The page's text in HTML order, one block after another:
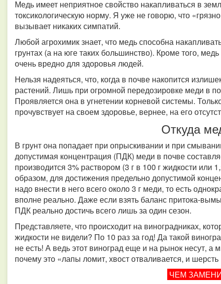
Медь имеет неприятное свойство накапливаться в
токсикологическую норму. Я уже не говорю, что
вызывает никаких симпатий.
Любой агрохимик знает, что медь способна
грунтах (а на юге таких большинство). Кроме того,
очень вредно для здоровья людей.
Нельзя надеяться, что, когда в почве накопится
растений. Лишь при огромной передозировке меди в
Проявляется она в угнетении корневой системы.
прочувствует на своем здоровье, вернее, на его
Откуда
В грунт она попадает при опрыскивании и при
допустимая концентрация (ПДК) меди в почве
производится 3% раствором (3 г в 100 г жидкости или
образом, для достижения предельно допустимой
надо внести в него всего около 3 г меди, то есть
вполне реально. Даже если взять баланс притока-
ПДК реально достичь всего лишь за один сезон.
Представляете, что происходит на виноградниках,
жидкости не видели? По 10 раз за год! Да такой
не есть! А ведь этот виноград еще и на рынок несут,
почему это «лапы ломит, хвост отваливается, и
ЧЕМ